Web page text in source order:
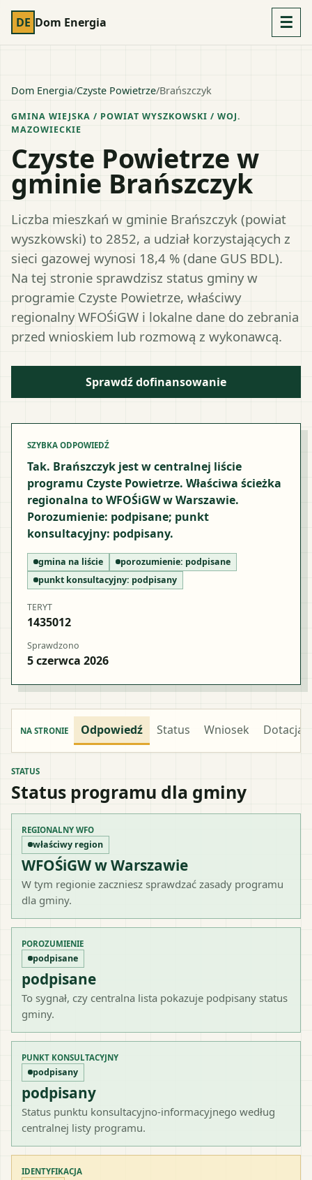
DE Dom Energia ☰
Dom Energia/Czyste Powietrze/Brańszczyk
GMINA WIEJSKA / POWIAT WYSZKOWSKI / WOJ.
MAZOWIECKIE
Czyste Powietrze w
gminie Brańszczyk
Liczba mieszkań w gminie Brańszczyk (powiat
wyszkowski) to 2852, a udział korzystających z
sieci gazowej wynosi 18,4 % (dane GUS BDL).
Na tej stronie sprawdzisz status gminy w
programie Czyste Powietrze, właściwy
regionalny WFOŚiGW i lokalne dane do zebrania
przed wnioskiem lub rozmową z wykonawcą.
Sprawdź dofinansowanie
SZYBKA ODPOWIEDŹ
Tak. Brańszczyk jest w centralnej liście
programu Czyste Powietrze. Właściwa ścieżka
regionalna to WFOŚiGW w Warszawie.
Porozumienie: podpisane; punkt
konsultacyjny: podpisany.
gmina na liście porozumienie: podpisane
punkt konsultacyjny: podpisany
TERYT
1435012
Sprawdzono
5 czerwca 2026
NA STRONIE Odpowiedź Status Wniosek Dotacja
STATUS
Status programu dla gminy
REGIONALNY WFO
właściwy region
WFOŚiGW w Warszawie
W tym regionie zaczniesz sprawdzać zasady programu
dla gminy.
POROZUMIENIE
podpisane
podpisane
To sygnał, czy centralna lista pokazuje podpisany status
gminy.
PUNKT KONSULTACYJNY
podpisany
podpisany
Status punktu konsultacyjno-informacyjnego według
centralnej listy programu.
IDENTYFIKACJA